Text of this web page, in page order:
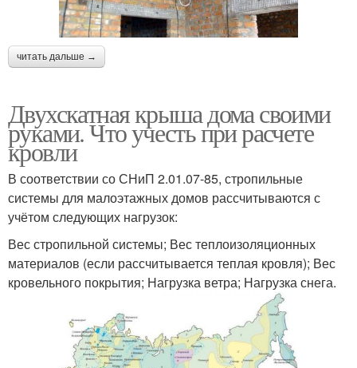
читать дальше →
Двухскатная крыша дома своими
руками. Что учесть при расчете
кровли
В соответствии со СНиП 2.01.07-85, стропильные
системы для малоэтажных домов рассчитываются с
учётом следующих нагрузок:
Вес стропильной системы; Вес теплоизоляционных
материалов (если рассчитывается теплая кровля); Вес
кровельного покрытия; Нагрузка ветра; Нагрузка снега.